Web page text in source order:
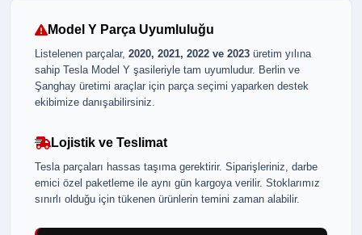
Model Y Parça Uyumluluğu
Listelenen parçalar, 2020, 2021, 2022 ve 2023 üretim yılına
sahip Tesla Model Y şasileriyle tam uyumludur. Berlin ve
Şanghay üretimi araçlar için parça seçimi yaparken destek
ekibimize danışabilirsiniz.
Lojistik ve Teslimat
Tesla parçaları hassas taşıma gerektirir. Siparişleriniz, darbe
emici özel paketleme ile aynı gün kargoya verilir. Stoklarımız
sınırlı olduğu için tükenen ürünlerin temini zaman alabilir.